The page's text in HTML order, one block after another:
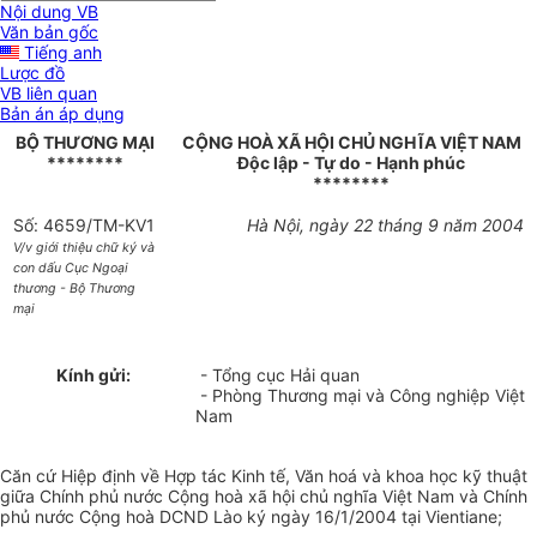
Nội dung VB
Văn bản gốc
Tiếng anh
Lược đồ
VB liên quan
Bản án áp dụng
BỘ THƯƠNG MẠI
********
CỘNG HOÀ XÃ HỘI CHỦ NGHĨA VIỆT NAM
Độc lập - Tự do - Hạnh phúc
********
Số: 4659/TM-KV1
V/v giới thiệu chữ ký và
con dấu Cục Ngoại
thương - Bộ Thương
mại
Hà Nội, ngày 22 tháng 9 năm 2004
Kính gửi:
- Tổng cục Hải quan
- Phòng Thương mại và Công nghiệp Việt
Nam
Căn cứ Hiệp định về Hợp tác Kinh tế, Văn hoá và khoa học kỹ thuật
giữa Chính phủ nước Cộng hoà xã hội chủ nghĩa Việt Nam và Chính
phủ nước Cộng hoà DCND Lào ký ngày 16/1/2004 tại Vientiane;